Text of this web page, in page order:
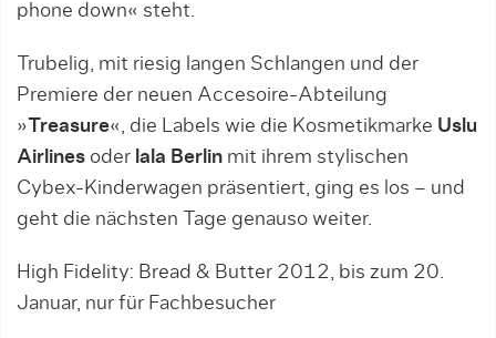
phone down« steht.
Trubelig, mit riesig langen Schlangen und der
Premiere der neuen Accesoire-Abteilung
»Treasure«, die Labels wie die Kosmetikmarke Uslu
Airlines oder lala Berlin mit ihrem stylischen
Cybex-Kinderwagen präsentiert, ging es los – und
geht die nächsten Tage genauso weiter.
High Fidelity: Bread & Butter 2012, bis zum 20.
Januar, nur für Fachbesucher